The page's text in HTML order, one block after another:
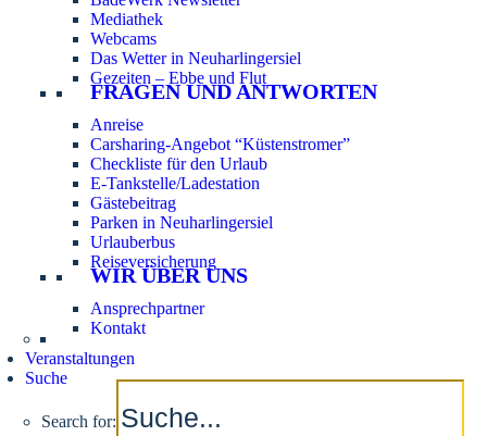
Mediathek
Webcams
Das Wetter in Neuharlingersiel
Gezeiten – Ebbe und Flut
FRAGEN UND ANTWORTEN
Anreise
Carsharing-Angebot “Küstenstromer”
Checkliste für den Urlaub
E-Tankstelle/Ladestation
Gästebeitrag
Parken in Neuharlingersiel
Urlauberbus
Reiseversicherung
WIR ÜBER UNS
Ansprechpartner
Kontakt
Veranstaltungen
Suche
Search for: